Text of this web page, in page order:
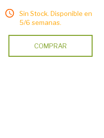
Sin Stock. Disponible en
5/6 semanas.
COMPRAR